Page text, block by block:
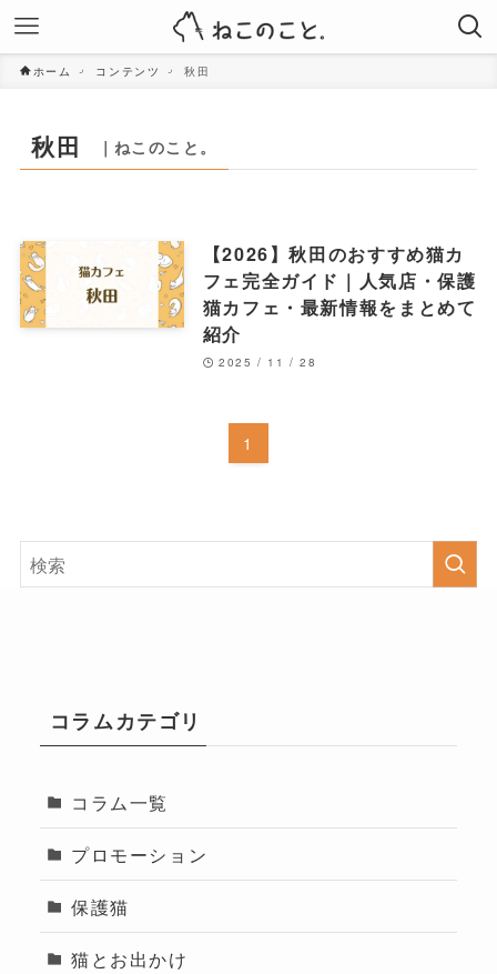
ホーム コンテンツ 秋田
秋田 ｜ねこのこと。
【2026】秋田のおすすめ猫カ
フェ完全ガイド｜人気店・保護
猫カフェ・最新情報をまとめて
紹介
2025 / 11 / 28
1
コラムカテゴリ
コラム一覧
プロモーション
保護猫
猫とお出かけ